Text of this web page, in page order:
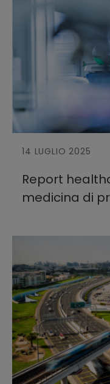
14 LUGLIO 2025
Report
medicina di